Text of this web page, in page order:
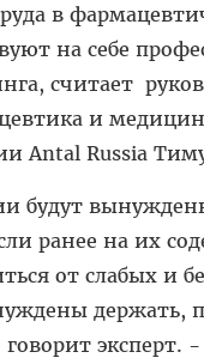
в
на себе
считает
и
Antal Russia
будут
ранее на их
от слабых и
держать,
эксперт. -